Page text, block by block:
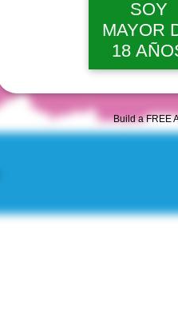
SOY
MAYOR
18
Build a FREE